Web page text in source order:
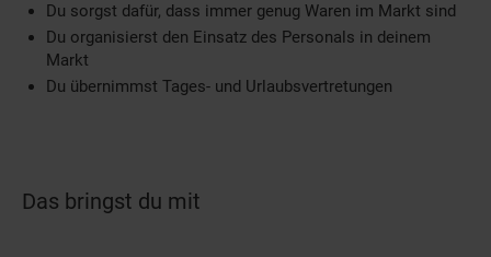
Du sorgst dafür, dass immer genug Waren im Markt sind
Du organisierst den Einsatz des Personals in deinem
Markt
Du übernimmst Tages- und Urlaubsvertretungen
Das bringst du mit